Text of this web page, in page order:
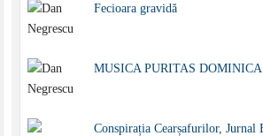
Fecioara gravidă
MUSICA PURITAS
Conspirația Cearșafurilor, Jurnal